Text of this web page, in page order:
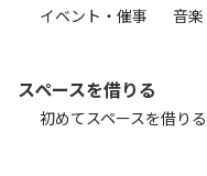
イベント・催事
音
スペースを借りる
初めてスペースを借り